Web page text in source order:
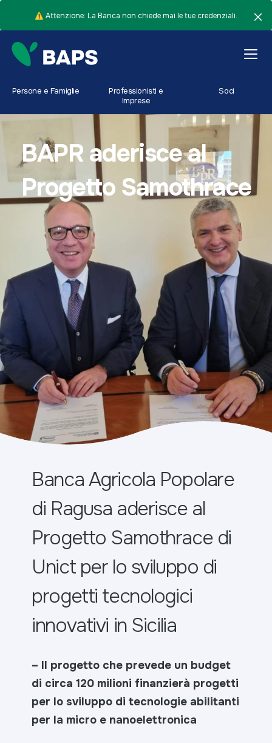
⚠️ Attenzione: La Banca non chiede mai le tue credenziali.
Persone e Famiglie
Professionisti e
Imprese
Soci
BAPR aderisce al
Progetto Samothrace
Banca Agricola Popolare
di Ragusa aderisce al
Progetto Samothrace di
Unict per lo sviluppo di
progetti tecnologici
innovativi in Sicilia
– Il progetto che prevede un budget
di circa 120 milioni finanzierà progetti
per lo sviluppo di tecnologie abilitanti
per la micro e nanoelettronica